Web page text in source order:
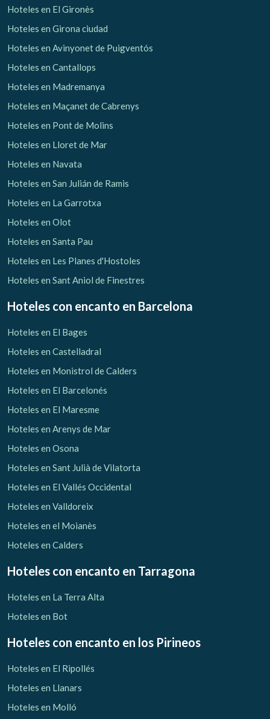
Hoteles en El Gironès
Hoteles en Girona ciudad
Hoteles en Avinyonet de Puigventós
Hoteles en Cantallops
Hoteles en Madremanya
Hoteles en Maçanet de Cabrenys
Hoteles en Pont de Molins
Hoteles en Lloret de Mar
Hoteles en Navata
Hoteles en San Julián de Ramis
Hoteles en La Garrotxa
Hoteles en Olot
Hoteles en Santa Pau
Hoteles en Les Planes d'Hostoles
Hoteles en Sant Aniol de Finestres
Hoteles con encanto en Barcelona
Hoteles en El Bages
Hoteles en Castelladral
Hoteles en Monistrol de Calders
Hoteles en El Barcelonés
Hoteles en El Maresme
Hoteles en Arenys de Mar
Hoteles en Osona
Hoteles en Sant Julià de Vilatorta
Hoteles en El Vallés Occidental
Hoteles en Valldoreix
Hoteles en el Moianès
Hoteles en Calders
Hoteles con encanto en Tarragona
Hoteles en La Terra Alta
Hoteles en Bot
Hoteles con encanto en los Pirineos
Hoteles en El Ripollés
Hoteles en Llanars
Hoteles en Molló